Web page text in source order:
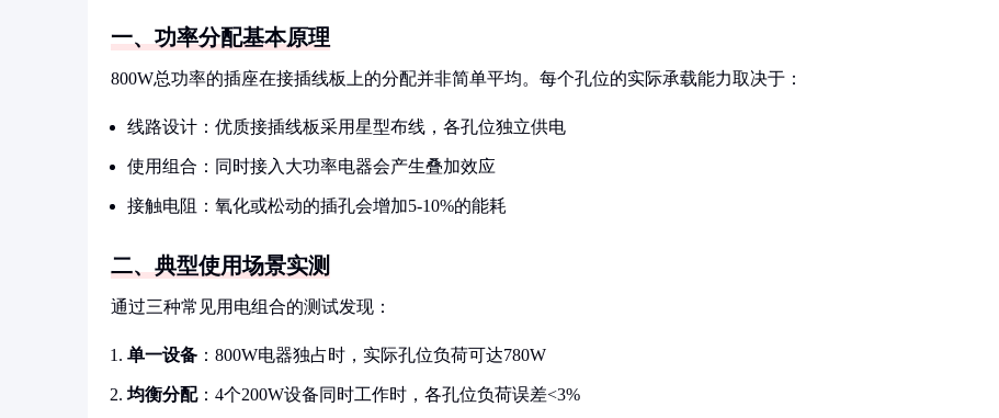
一、功率分配基本原理
800W总功率的插座在接插线板上的分配并非简单平均。每个孔位的实际承载能力取决于：
线路设计：优质接插线板采用星型布线，各孔位独立供电
使用组合：同时接入大功率电器会产生叠加效应
接触电阻：氧化或松动的插孔会增加5-10%的能耗
二、典型使用场景实测
通过三种常见用电组合的测试发现：
单一设备 ：800W电器独占时，实际孔位负荷可达780W
均衡分配：4个200W设备同时工作时，各孔位负荷误差<3%